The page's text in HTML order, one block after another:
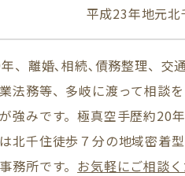
平成23年地元北
、離婚､相続､債務整理、交
法務等、多岐に渡って相談
強みです。極真空手歴約20年
北千住徒歩７分の地域密着
務所です。 お気軽にご相談く